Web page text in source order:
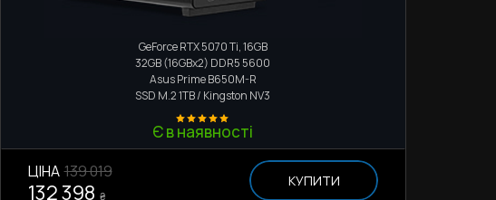
Компактний ПК
GeForce RTX 5070 Ti, 16GB
32GB (16GBx2) DDR5 5600
Asus Prime B650M-R
SSD M.21TB / Kingston NV3
Є в наявності
ЦІНА 139 019
132 398 ₴
КУПИТИ